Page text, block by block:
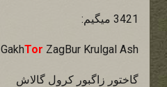
3421 میگیم:
GakhTor ZagBur Krulgal Ash
گاختور زاگبور کرول گالاش